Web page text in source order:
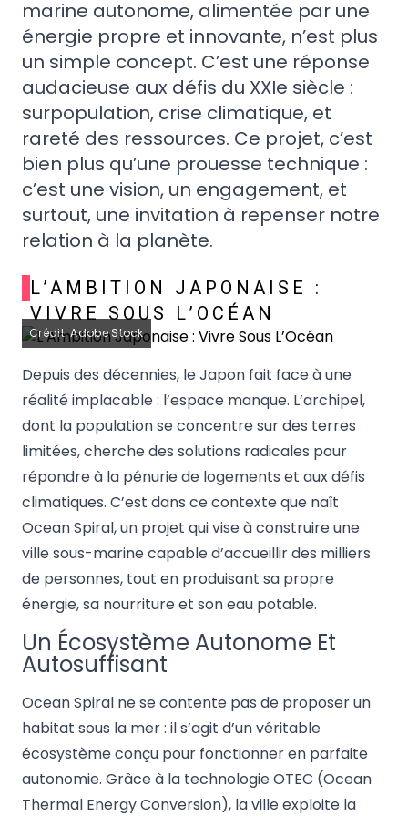
marine autonome, alimentée par une
énergie propre et innovante, n’est plus
un simple concept. C’est une réponse
audacieuse aux défis du XXIe siècle :
surpopulation, crise climatique, et
rareté des ressources. Ce projet, c’est
bien plus qu’une prouesse technique :
c’est une vision, un engagement, et
surtout, une invitation à repenser notre
relation à la planète.
L’AMBITION JAPONAISE :
VIVRE SOUS L’OCÉAN
Crédit: Adobe Stock
Depuis des décennies, le Japon fait face à une
réalité implacable : l’espace manque. L’archipel,
dont la population se concentre sur des terres
limitées, cherche des solutions radicales pour
répondre à la pénurie de logements et aux défis
climatiques. C’est dans ce contexte que naît
Ocean Spiral, un projet qui vise à construire une
ville sous-marine capable d’accueillir des milliers
de personnes, tout en produisant sa propre
énergie, sa nourriture et son eau potable.
Un Écosystème Autonome Et
Autosuffisant
Ocean Spiral ne se contente pas de proposer un
habitat sous la mer : il s’agit d’un véritable
écosystème conçu pour fonctionner en parfaite
autonomie. Grâce à la technologie OTEC (Ocean
Thermal Energy Conversion), la ville exploite la